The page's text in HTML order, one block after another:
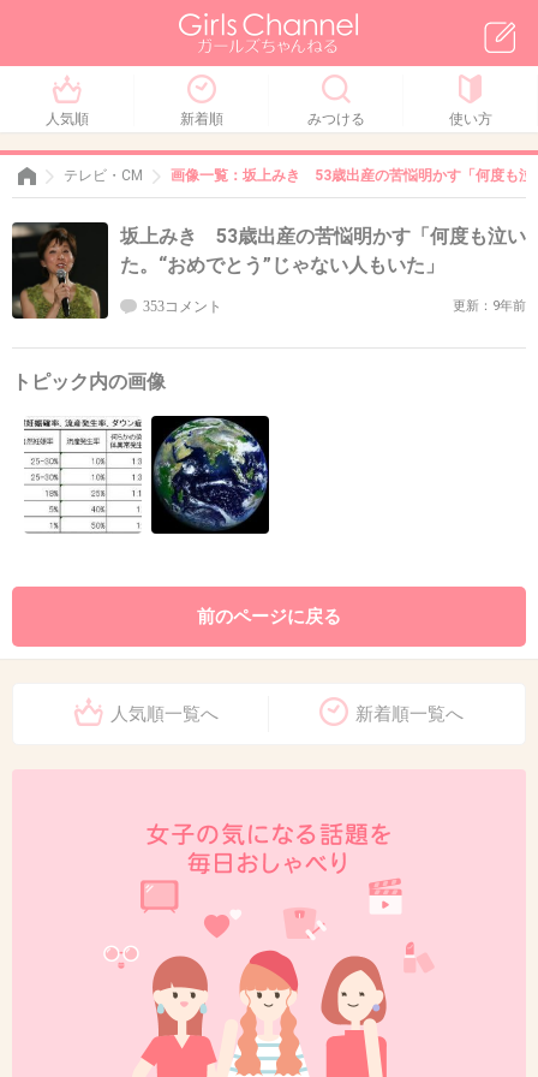
人気順 新着順 みつける 使い方
テレビ・CM 画像一覧：坂上みき 53歳出産の苦悩明かす「何度も泣
坂上みき 53歳出産の苦悩明かす「何度も泣い
た。“おめでとう”じゃない人もいた」
353コメント 更新：9年前
トピック内の画像
前のページに戻る
人気順一覧へ 新着順一覧へ